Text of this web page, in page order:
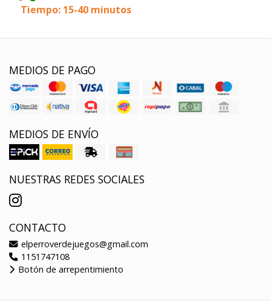
Tiempo: 15-40 minutos
MEDIOS DE PAGO
MEDIOS DE ENVÍO
NUESTRAS REDES SOCIALES
CONTACTO
elperroverdejuegos@gmail.com
1151747108
Botón de arrepentimiento